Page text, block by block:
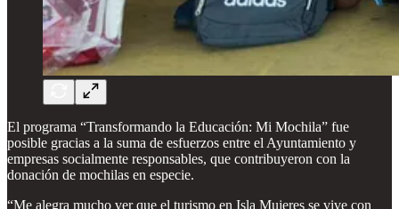
El programa “Transformando la Educación: Mi Mochila” fue
posible gracias a la suma de esfuerzos entre el Ayuntamiento y
empresas socialmente responsables, que contribuyeron con la
donación de mochilas en especie.
“Me alegra mucho ver que el turismo en Isla Mujeres se vive con